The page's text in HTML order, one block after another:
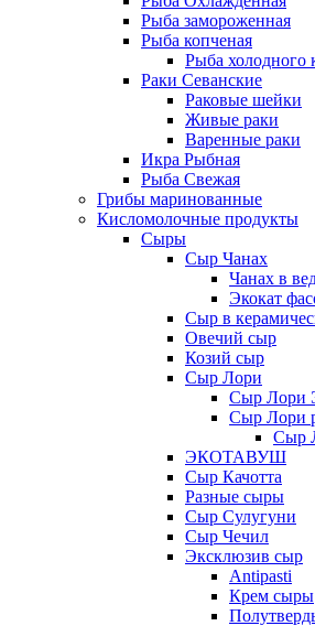
Рыба замороженная
Рыба копченая
Рыба холодного
Раки Севанские
Раковые шейки
Живые раки
Варенные раки
Икра Рыбная
Рыба Свежая
Грибы маринованные
Кисломолочные продукты
Сыры
Сыр Чанах
Чанах в
Экокат
Сыр в
Овечий сыр
Козий сыр
Сыр Лори
Сыр Лори
Сыр Лори
Сыр
ЭКОТАВУШ
Сыр Качотта
Разные сыры
Сыр Сулугуни
Сыр Чечил
Эксклюзив сыр
Antipasti
Крем сыры